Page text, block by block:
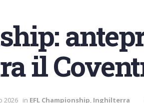
il
2026 in EFL Championship, Inghilterra